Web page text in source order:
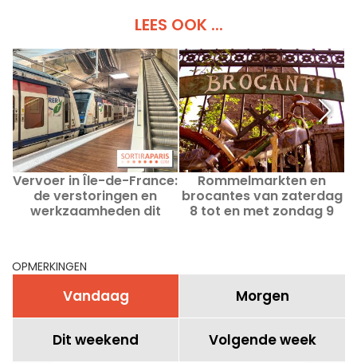
LEES OOK ...
Vervoer in Île-de-France:
de verstoringen en
werkzaamheden dit
Rommelmarkten en
brocantes van zaterdag
8 tot en met zondag 9
OPMERKINGEN
Vandaag Morgen
Dit weekend Volgende week